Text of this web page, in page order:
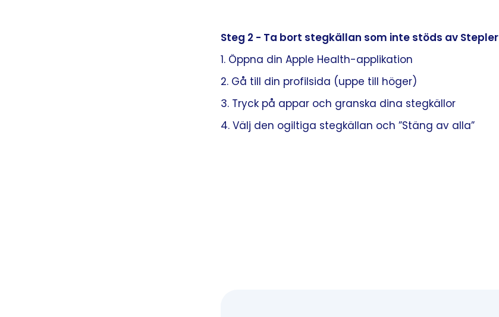
Steg 2 - Ta bort stegkällan som inte stöds av Stepler
1. Öppna din Apple Health-applikation
2. Gå till din profilsida (uppe till höger)
3. Tryck på appar och granska dina stegkällor
4. Välj den ogiltiga stegkällan och ”Stäng av alla”